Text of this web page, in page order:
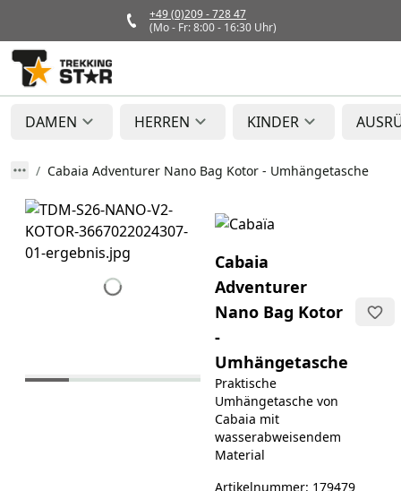
+49 (0)209 - 728 47
(Mo - Fr: 8:00 - 16:30 Uhr)
DAMEN HERREN KINDER
Cabaia Adventurer Nano Bag Kotor - Umhängetasche
Cabaia
Adventurer
Nano Bag Kotor
-
Umhängetasche
Praktische
Umhängetasche von
Cabaia mit
wasserabweisendem
Material
Artikelnummer: 179479